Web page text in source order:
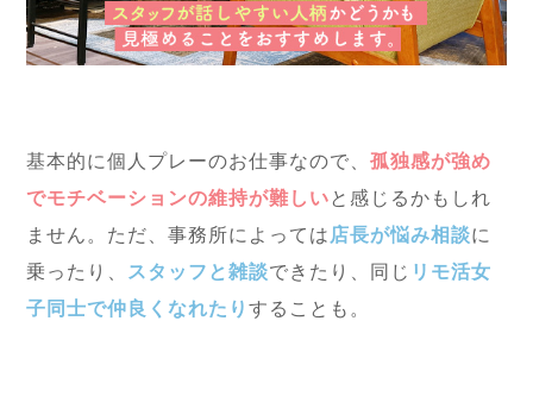
基本的に個人プレーのお仕事なので、孤独感が強め
でモチベーションの維持が難しい と感じるかもしれ
ません。ただ、事務所によっては 店長が悩み相談に
乗ったり、 スタッフと雑談できたり、同じ リモ活女
子同士で仲良くなれたりすることも。